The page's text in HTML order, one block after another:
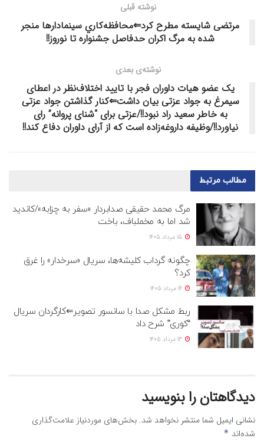
نوشته قبلی
مرتضی شایسته مطرح کرد⇐محافظه‌كاري سينمادارها منجر
شده به مرگ اکران حدفاصل جشنواره تا نوروز!!
نوشته‌ی بعدی
یک عضو هیات داوران فجر با تایید اختلاف‌نظر در اعطای
سیمرغ به جواد عزتی بیان داشت⇐کنار گذاشتن جواد عزتی
به خاطر سعید راد نبود!!/عزتی برای “شنای پروانه” رای
نیاورد!!/وظیفه داروغه‌زاده است که از آرای داوران دفاع کند!!
مطالب مرتبط
مرگ محمد حقیقی صدابردار «سفر به چزابه»/کاندید
شد اما به مخملباف، باخت
چگونه گرداب کلیشه‌ها، سریال «سرخدار» را غرق
کرد؟
ربط مشکل صدا با سانسور تصویر⇐کارگردان سریال
“کوری” شرح داد
دیدگاهتان را بنویسید
نشانی ایمیل شما منتشر نخواهد شد. بخش‌های موردنیاز علامت‌گذاری
شده‌اند *